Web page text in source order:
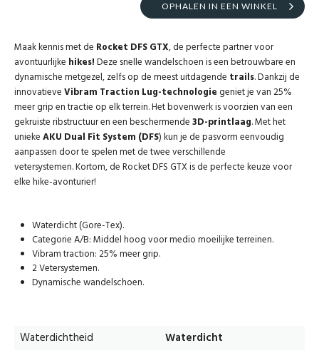
OPHALEN IN EEN WINKEL
Maak kennis met de Rocket DFS GTX, de perfecte partner voor
avontuurlijke hikes!Deze snelle wandelschoen is een betrouwbare en
dynamische metgezel, zelfs op de meest uitdagende trails. Dankzij de
innovatieveVibram Traction Lug-technologie geniet je van 25%
meer grip en tractie op elk terrein. Het bovenwerk is voorzien van een
gekruiste ribstructuur en een beschermende3D-printlaag. Met het
uniekeAKU Dual Fit System (DFS) kun je de pasvorm eenvoudig
aanpassen door te spelen met de twee verschillende
vetersystemen. Kortom, de Rocket DFS GTX is de perfecte keuze voor
elke hike-avonturier!
Waterdicht (Gore-Tex).
Categorie A/B: Middel hoog voor medio moeilijke terreinen.
Vibram traction: 25% meer grip.
2 Vetersystemen.
Dynamische wandelschoen.
Waterdichtheid
Waterdicht